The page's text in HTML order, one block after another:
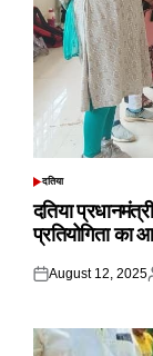
POSTED
दतिया
दतिया
प्रतियोगिता का
Posted
August 12, 2025